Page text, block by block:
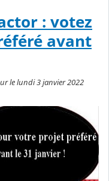
: votez
avant
le lundi 3 janvier 2022